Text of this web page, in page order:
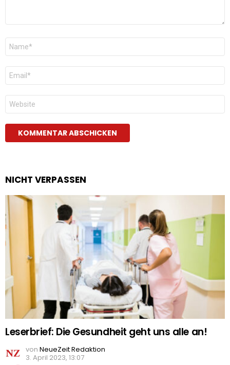
Name
E-
Mail
*
Website
NICHT VERPASSEN
Leserbrief: Die Gesundheit geht uns alle an!
von NeueZeit Redaktion
3. April 2023, 13:07